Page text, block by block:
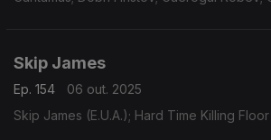
Skip James
Ep. 154
06 out. 2025
Skip James (E.U.A.); Hard Time Killing